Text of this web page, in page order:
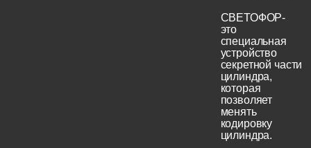
СВЕТОФОР-
это
специальная
устройство
секретной части
цилиндра,
которая
позволяет
менять
кодировку
цилиндра.